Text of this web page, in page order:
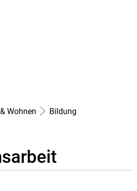
Wohnen
Bildung